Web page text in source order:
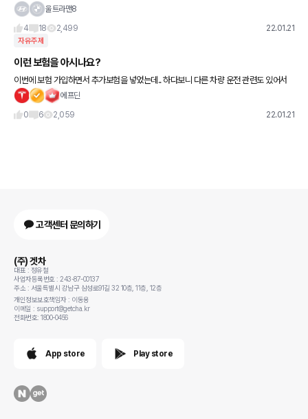
있었다는데요.. ㄷㄷㄷ
울트라맨8
4
18 2,499 22.01.21
자유주제
이런 보험을 아시나요?
이번에 보험 가입하면서 추가보험을 넣었는데.. 하다보니 다른 차량 운전 관련도 있어서
넣어봤습니다. 당연히 그럴일은 잘 없겠지만 렌트나 혹은 가끔 다른 분들의 차량을 운전할
에프딘
0
6 2,059 22.01.21
고객센터 문의하기
(주) 겟차
대표 : 정유철
사업자등록번호 : 243-87-00137
주소 : 서울특별시 강남구 삼성로91길 32 10층, 11층, 12층
개인정보보호책임자 : 이동용
이메일 : support@getcha.kr
전화번호: 1800-0456
App store Play store